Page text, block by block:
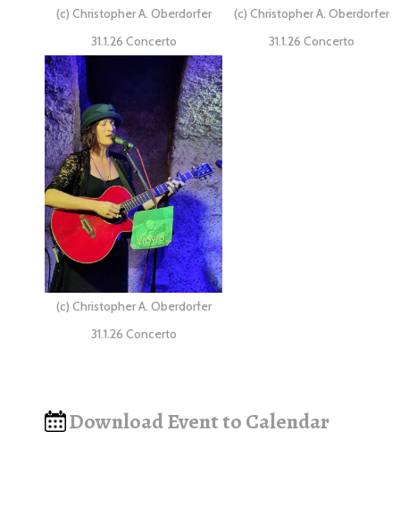
(c) Christopher A. Oberdorfer
31.1.26 Concerto
(c) Christopher A. Oberdorfer
31.1.26 Concerto
(c) Christopher A. Oberdorfer
31.1.26 Concerto
Download Event to Calendar